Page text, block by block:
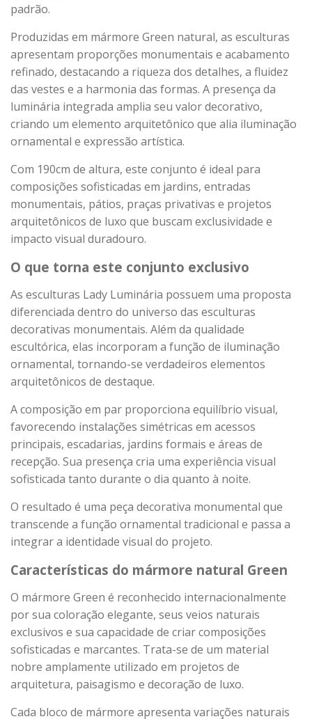
padrão.
Produzidas em mármore Green natural, as esculturas
apresentam proporções monumentais e acabamento
refinado, destacando a riqueza dos detalhes, a fluidez
das vestes e a harmonia das formas. A presença da
luminária integrada amplia seu valor decorativo,
criando um elemento arquitetônico que alia iluminação
ornamental e expressão artística.
Com 190cm de altura, este conjunto é ideal para
composições sofisticadas em jardins, entradas
monumentais, pátios, praças privativas e projetos
arquitetônicos de luxo que buscam exclusividade e
impacto visual duradouro.
O que torna este conjunto exclusivo
As esculturas Lady Luminária possuem uma proposta
diferenciada dentro do universo das esculturas
decorativas monumentais. Além da qualidade
escultórica, elas incorporam a função de iluminação
ornamental, tornando-se verdadeiros elementos
arquitetônicos de destaque.
A composição em par proporciona equilíbrio visual,
favorecendo instalações simétricas em acessos
principais, escadarias, jardins formais e áreas de
recepção. Sua presença cria uma experiência visual
sofisticada tanto durante o dia quanto à noite.
O resultado é uma peça decorativa monumental que
transcende a função ornamental tradicional e passa a
integrar a identidade visual do projeto.
Características do mármore natural Green
O mármore Green é reconhecido internacionalmente
por sua coloração elegante, seus veios naturais
exclusivos e sua capacidade de criar composições
sofisticadas e marcantes. Trata-se de um material
nobre amplamente utilizado em projetos de
arquitetura, paisagismo e decoração de luxo.
Cada bloco de mármore apresenta variações naturais